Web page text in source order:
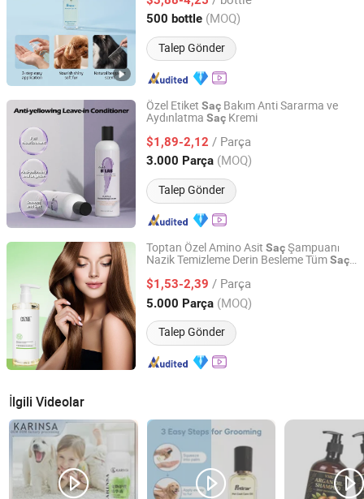
500 bottle (MOQ)
Talep Gönder
Jiangsu, China Fiyat 2026
Özel Etiket Saç Bakım Anti Sararma ve
Aydınlatma Saç Kremi
$1,89-2,12 / Parça
3.000 Parça (MOQ)
Talep Gönder
Guangzhou Beaver Cosmetic Co., Ltd.
Guangdong, China Fiyat 2021
Toptan Özel Amino Asit Saç Şampuanı
Nazik Temizleme Derin Besleme TümSaç
$1,53-2,39 / Parça
5.000 Parça (MOQ)
Talep Gönder
Guangzhou Yiyi Biotechnology Co., Ltd.
Guangdong, China Fiyat 2024
İlgili Videolar